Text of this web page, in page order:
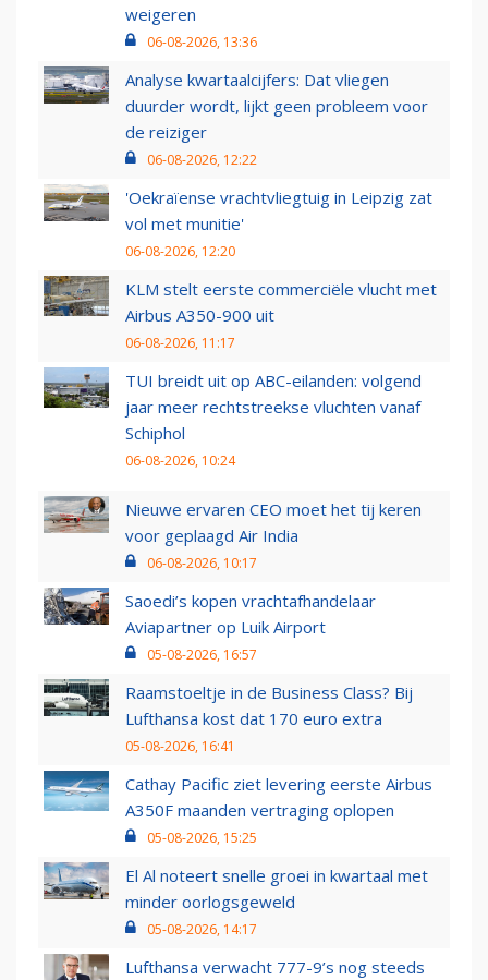
weigeren
06-08-2026, 13:36
Analyse kwartaalcijfers: Dat vliegen
duurder wordt, lijkt geen probleem voor
de reiziger
06-08-2026, 12:22
'Oekraïense vrachtvliegtuig in Leipzig zat
vol met munitie'
06-08-2026, 12:20
KLM stelt eerste commerciële vlucht met
Airbus A350-900 uit
06-08-2026, 11:17
TUI breidt uit op ABC-eilanden: volgend
jaar meer rechtstreekse vluchten vanaf
Schiphol
06-08-2026, 10:24
Nieuwe ervaren CEO moet het tij keren
voor geplaagd Air India
06-08-2026, 10:17
Saoedi’s kopen vrachtafhandelaar
Aviapartner op Luik Airport
05-08-2026, 16:57
Raamstoeltje in de Business Class? Bij
Lufthansa kost dat 170 euro extra
05-08-2026, 16:41
Cathay Pacific ziet levering eerste Airbus
A350F maanden vertraging oplopen
05-08-2026, 15:25
El Al noteert snelle groei in kwartaal met
minder oorlogsgeweld
05-08-2026, 14:17
Lufthansa verwacht 777-9’s nog steeds